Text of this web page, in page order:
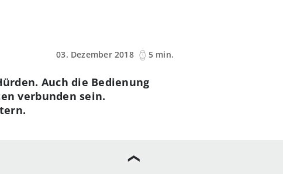
03. Dezember 2018
5 min.
Auch die Bedienung
verbunden sein.